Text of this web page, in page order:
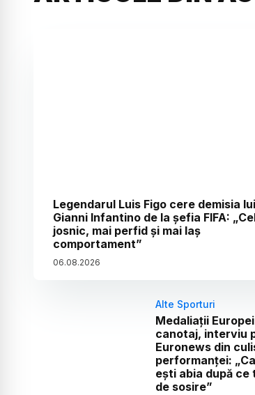
Legendarul Luis Figo cere demisia lui
Gianni Infantino de la șefia FIFA:
josnic, mai perfid și mai laș
comportament”
06.08.2026
Alte Sporturi
Medaliații
canotaj, interviu
Euronews din
performanței:
ești abia după ce
de sosire”